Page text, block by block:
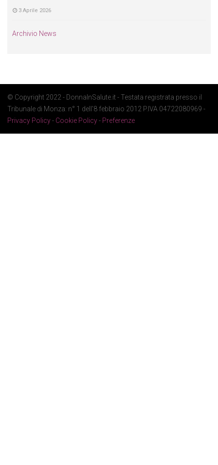
3 Aprile 2026
Archivio News
© Copyright 2022 - DonnaInSalute.it - Testata registrata presso il
Tribunale di Monza: n° 1 dell'8 febbraio 2012 P.IVA 04722080969 -
Privacy Policy- Cookie Policy- Preferenze